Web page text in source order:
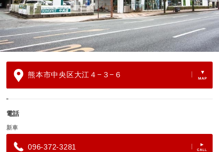
熊本市中央区大江４−３−６
電話
新車
096-372-3281